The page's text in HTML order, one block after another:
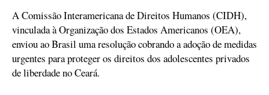
compartilhamento
A Comissão Interamericana de Direitos Humanos (CIDH),
vinculada à Organização dos Estados Americanos (OEA),
enviou ao Brasil uma resolução cobrando a adoção de medidas
urgentes para proteger os direitos dos adolescentes privados
de liberdade no Ceará.